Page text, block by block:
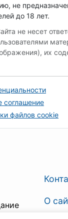
не
до 18 лет.
не несет
их
соглашение
файлов cookie
О